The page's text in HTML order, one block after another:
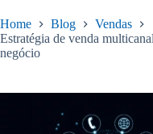
Home Blog
Vendas
Estratégia de venda
negócio